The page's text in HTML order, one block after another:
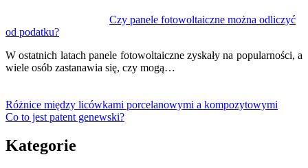
Czy panele fotowoltaiczne można odliczyć
od podatku?
W ostatnich latach panele fotowoltaiczne zyskały na popularności, a
wiele osób zastanawia się, czy mogą…
Różnice między licówkami porcelanowymi a kompozytowymi
Co to jest patent genewski?
Kategorie